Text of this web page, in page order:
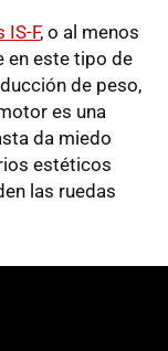
IS-F, o al menos
en este tipo de
de peso,
es una
da miedo
estéticos
las ruedas